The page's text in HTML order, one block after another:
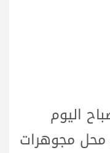
اليوم
مجوهرات